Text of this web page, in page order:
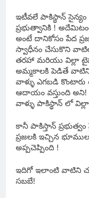
ఇటీవలే పాకిస్థాన్
ప్రభుత్వానికి !
అంటే దానికోసం పేద
స్వాధీనం చేసుకొని
తరహా మరియు విల్లా
అమ్మకాలకి పెడితే
వాళ్ళు ఎగబడి
ఆదాయం వస్తుంది
వాళ్ళు పాకిస్థాన్ లో
కానీ పాకిస్తాన్
ప్రజలకి ఇచ్చిన
అప్పచెప్పింది !
ఇదిగో ఇలాంటి వాటిని
సబబే!